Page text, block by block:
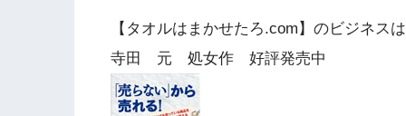
【タオルはまかせたろ.com】のビジネス
寺田 元 処女作 好評発売中